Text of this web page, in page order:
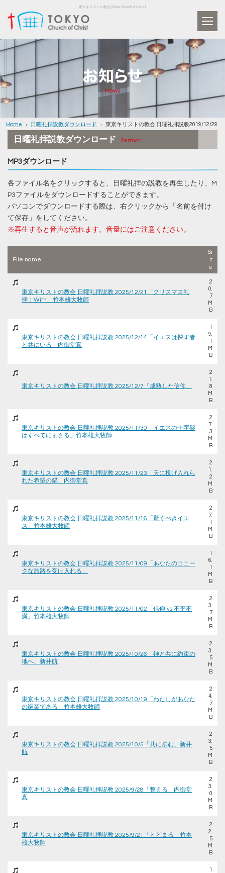
東京キリストの教会 | Tokyo Church of Christ
Home 日曜礼拝説教ダウンロード 東京キリストの教会 日曜礼拝説教2019/12/29
日曜礼拝説教ダウンロード Sermon
MP3ダウンロード
各ファイル名をクリックすると、日曜礼拝の説教を再生したり、M
P3ファイルをダウンロードすることができます。
パソコンでダウンロードする際は、右クリックから「名前を付け
て保存」をしてください。
※再生すると音声が流れます。音量にはご注意ください。
File name
Si
z
e
東京キリストの教会 日曜礼拝説教 2025/12/21「クリスマス礼
拝：With」竹本雄大牧師
2
0.
7
M
B
東京キリストの教会 日曜礼拝説教 2025/12/14「イエスは探す者
と共にいる」内御堂真
1
9.
1
M
B
東京キリストの教会 日曜礼拝説教 2025/12/7「成熟した信仰」
2
1.
8
M
B
東京キリストの教会 日曜礼拝説教 2025/11/30「イエスの十字架
はすべてにまさる」竹本雄大牧師
2
7.
3
M
B
東京キリストの教会 日曜礼拝説教 2025/11/23「天に投げ入れら
れた希望の錨」内御堂真
2
1.
2
M
B
東京キリストの教会 日曜礼拝説教 2025/11/16「驚くべきイエ
ス」竹本雄大牧師
2
7.
1
M
B
東京キリストの教会 日曜礼拝説教 2025/11/09「あなたのユニー
クな旅路を受け入れる」
1
6.
1
M
B
東京キリストの教会 日曜礼拝説教 2025/11/02「信仰 vs 不平不
満」竹本雄大牧師
2
3.
7
M
B
東京キリストの教会 日曜礼拝説教 2025/10/26「神と共に約束の
地へ」新井航
2
3.
5
M
B
東京キリストの教会 日曜礼拝説教 2025/10/19「わたしがあなた
の嗣業である」竹本雄大牧師
2
4.
7
M
B
東京キリストの教会 日曜礼拝説教 2025/10/5「共に歩む」新井
航
2
3.
5
M
B
東京キリストの教会 日曜礼拝説教 2025/9/28「整える」内御堂
真
2
3.
0
M
B
東京キリストの教会 日曜礼拝説教 2025/9/21「とどまる」竹本
雄大牧師
2
2.
5
M
B
1